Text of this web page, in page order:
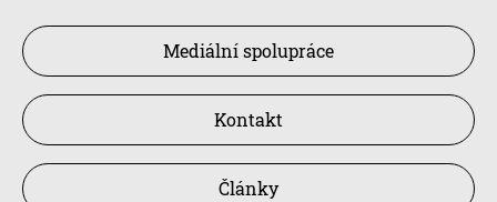
Mediální spolupráce
Kontakt
Články